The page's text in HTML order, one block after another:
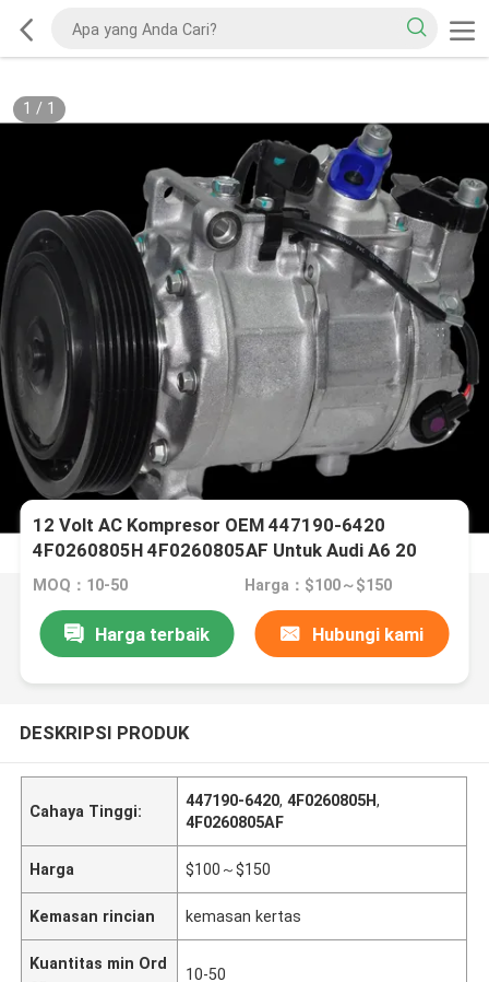
1 / 1
12 Volt AC Kompresor OEM 447190-6420
4F0260805H 4F0260805AF Untuk Audi A6 20
MOQ：10-50 Harga：$100～$150
Harga terbaik Hubungi kami
DESKRIPSI PRODUK
Cahaya Tinggi:
447190-6420,4F0260805H,
4F0260805AF
Harga $100～$150
Kemasan rincian kemasan kertas
Kuantitas min Ord
10-50